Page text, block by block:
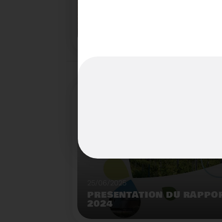
25/06/2025
PRÉSENTATION DU
2024